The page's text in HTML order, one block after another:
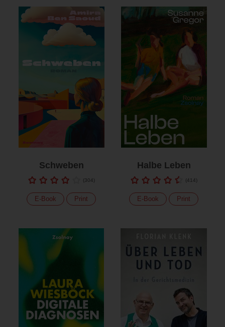
Schweben
(304)
E-Book Print
Halbe Leben
(414)
E-Book Print